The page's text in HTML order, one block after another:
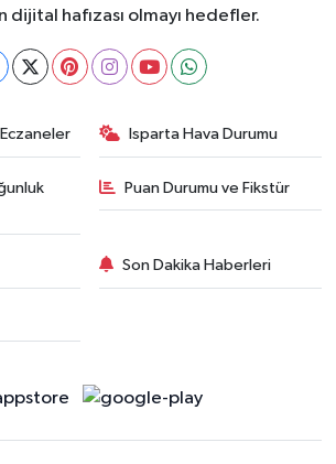
dijital hafızası olmayı hedefler.
Isparta Hava Durumu
Puan Durumu ve Fikstür
Son Dakika Haberleri